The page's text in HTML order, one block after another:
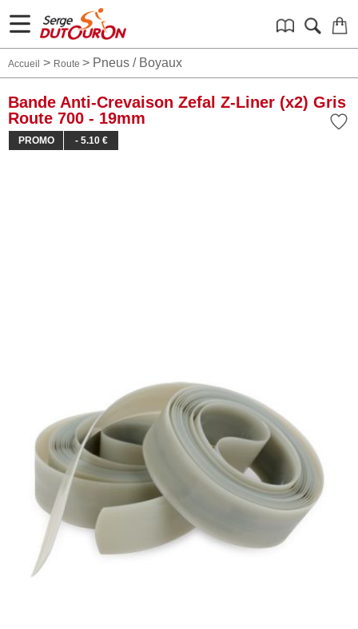
Accueil > Route > Pneus / Boyaux
Bande Anti-Crevaison Zefal Z-Liner (x2) Gris
Route 700 - 19mm
PROMO - 5.10 €